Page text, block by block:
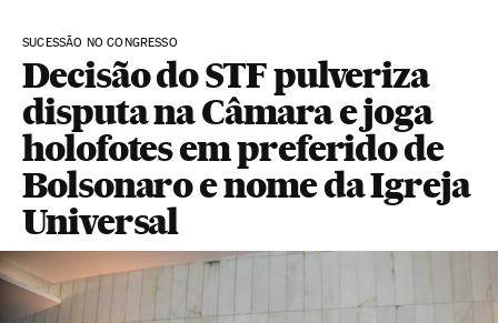
SUCESSÃO NO CONGRESSO
Decisão do STF pulveriza
disputa na Câmara e joga
holofotes em preferido de
Bolsonaro e nome da Igreja
Universal